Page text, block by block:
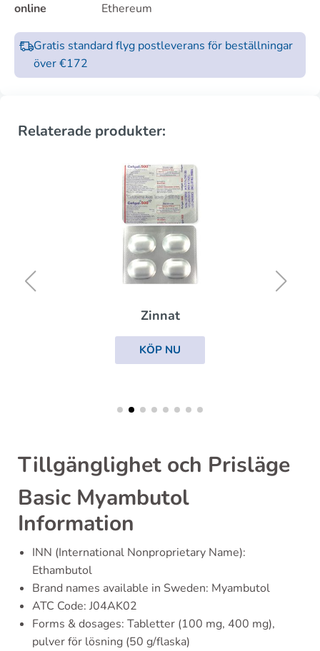
online
Ethereum
Gratis standard flyg postleverans för beställningar
över €172
Relaterade produkter:
Zinnat
KÖP NU
Tillgänglighet och Prisläge
Basic Myambutol
Information
INN (International Nonproprietary Name):
Ethambutol
Brand names available in Sweden: Myambutol
ATC Code: J04AK02
Forms & dosages: Tabletter (100 mg, 400 mg),
pulver för lösning (50 g/flaska)